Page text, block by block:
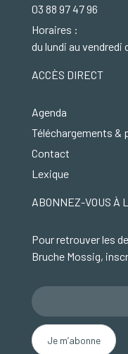
03 88 97 47 96
Horaires :
du lundi au vendredi
ACCÈS DIRECT
Agenda
Téléchargements &
Contact
Lexique
ABONNEZ-VOUS À
Pour retrouver les
Bruche Mossig,